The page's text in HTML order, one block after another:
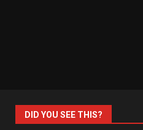
DID YOU SEE THIS?